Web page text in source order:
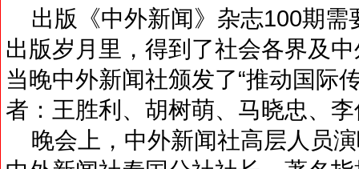
出版《中外新闻》杂志100期需
出版岁月里，得到了社会各界及
当晚中外新闻社颁发了“推动国际
者：王胜利、胡树萌、马晓忠、
晚会上，中外新闻社高层人员